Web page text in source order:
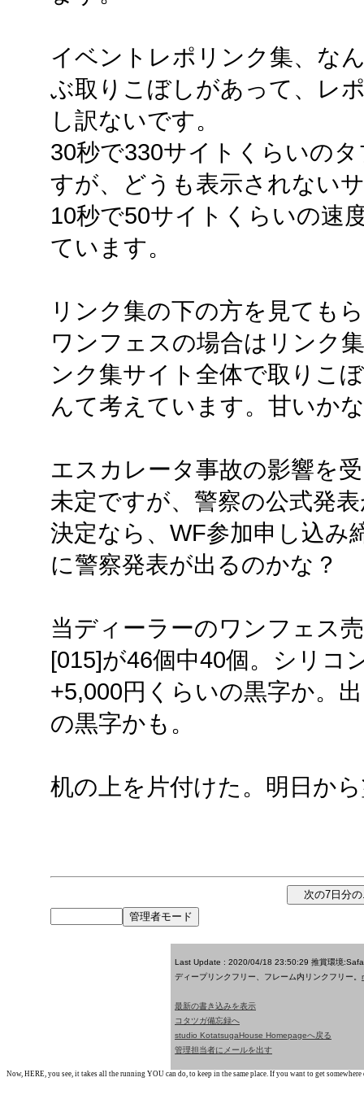
イベントレポリンク集、な
ぶ取りこぼしがあって、レ
し訳ないです。
30秒で330サイトくらいの
すが、どうも表示されない
10秒で50サイトくらいの速
ています。
リンク集の下の方を見ても
ワンフェスの場合はリンク
ンク集サイト全体で取りこ
んて考えています。甘いか
エスカレータ事故の影響を
未定ですが、警察の公式発
決定なら、WF参加申し込み
に警察発表が出るのかな？
当ディーラーのワンフェス
[015]が46個中40個。シリコ
+5,000円くらいの黒字か。
の黒字かも。
机の上を片付けた。明日か
Last Update : 2020/04/18 23:50:29 推賞環境
ディープリンクフリー、フレーム内リンクフリー。
最新の書き込みを表示
コタツガ備忘録へ
studio KotatsugaHouse Homepageへ戻る
管理担当者にメールを出す
Now, HERE, you see, it takes all the running YOU can do, to keep in the same place. If you want to get